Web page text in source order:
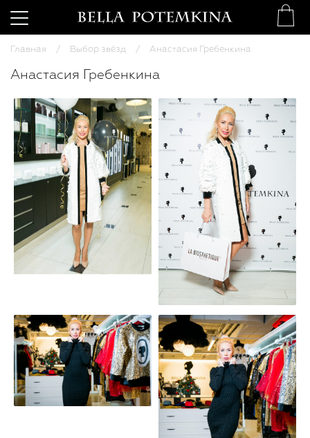
Главная Выбор звёзд Анастасия Гребенкина
Анастасия Гребенкина